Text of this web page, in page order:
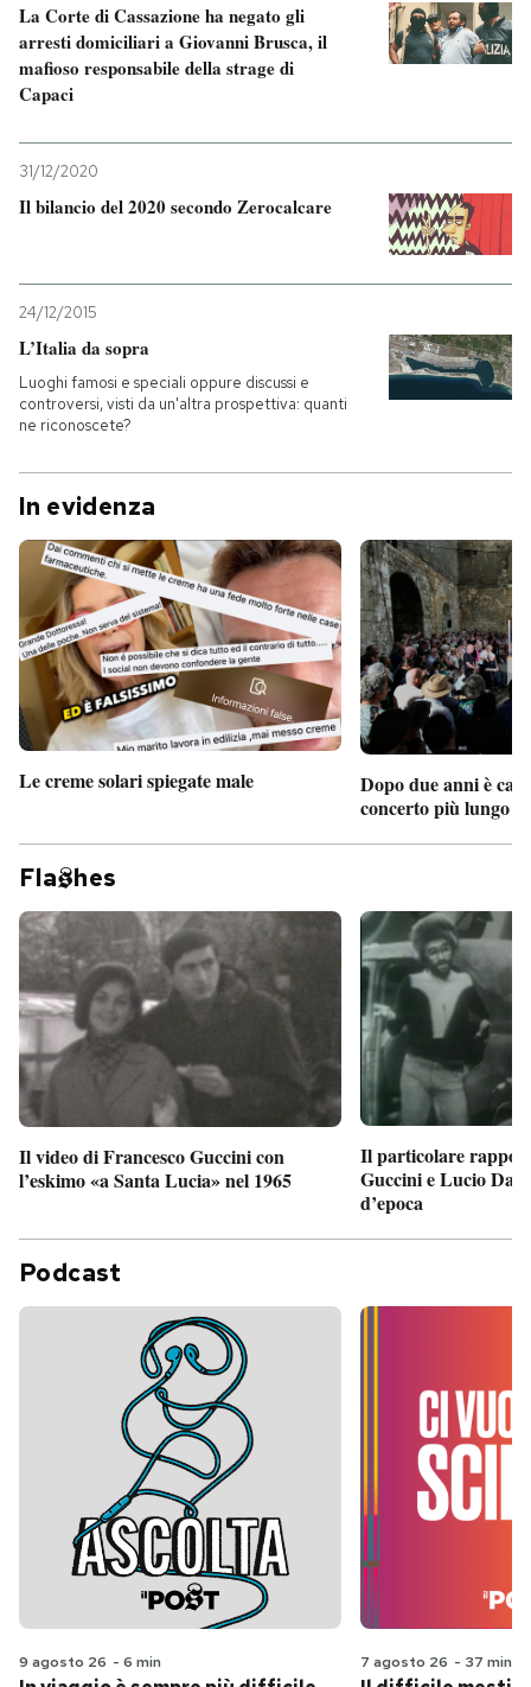
La Corte di Cassazione ha negato gli
arresti domiciliari a Giovanni Brusca, il
mafioso responsabile della strage di
Capaci
31/12/2020
Il bilancio del 2020 secondo Zerocalcare
24/12/2015
L’Italia da sopra
Luoghi famosi e speciali oppure discussi e
controversi, visti da un'altra prospettiva: quanti
ne riconoscete?
In evidenza
Le creme solari spiegate male
Dopo due anni è
concerto più lungo
Fla hes
Il video di Francesco Guccini con
l’eskimo «a Santa Lucia» nel 1965
Il particolare
Guccini e Lucio
d’epoca
Podcast
9 agosto 26 - 6 min 7 agosto 26 - 37 min